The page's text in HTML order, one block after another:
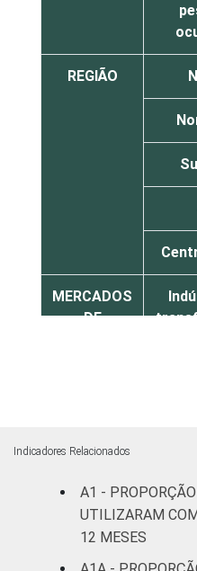
REGIÃO
MERCADOS
DE
Indicadores Relacionados
A1 -
UTILIZARAM
12 MESES